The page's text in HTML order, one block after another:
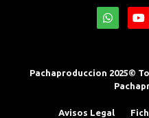
Pachaproduccion 2025©
Avisos Legal